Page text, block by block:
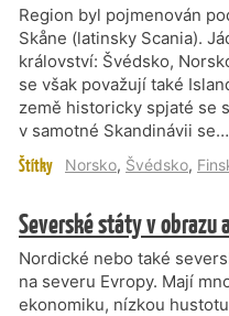
Region byl pojmenován
Skåne (latinsky Scania).
království: Švédsko,
se však považují také
země historicky spjaté se
v samotné Skandinávii se…
Štítky Norsko, Švédsko,
Severské státy v obrazu
Nordické nebo také
na severu Evropy. Mají
ekonomiku, nízkou